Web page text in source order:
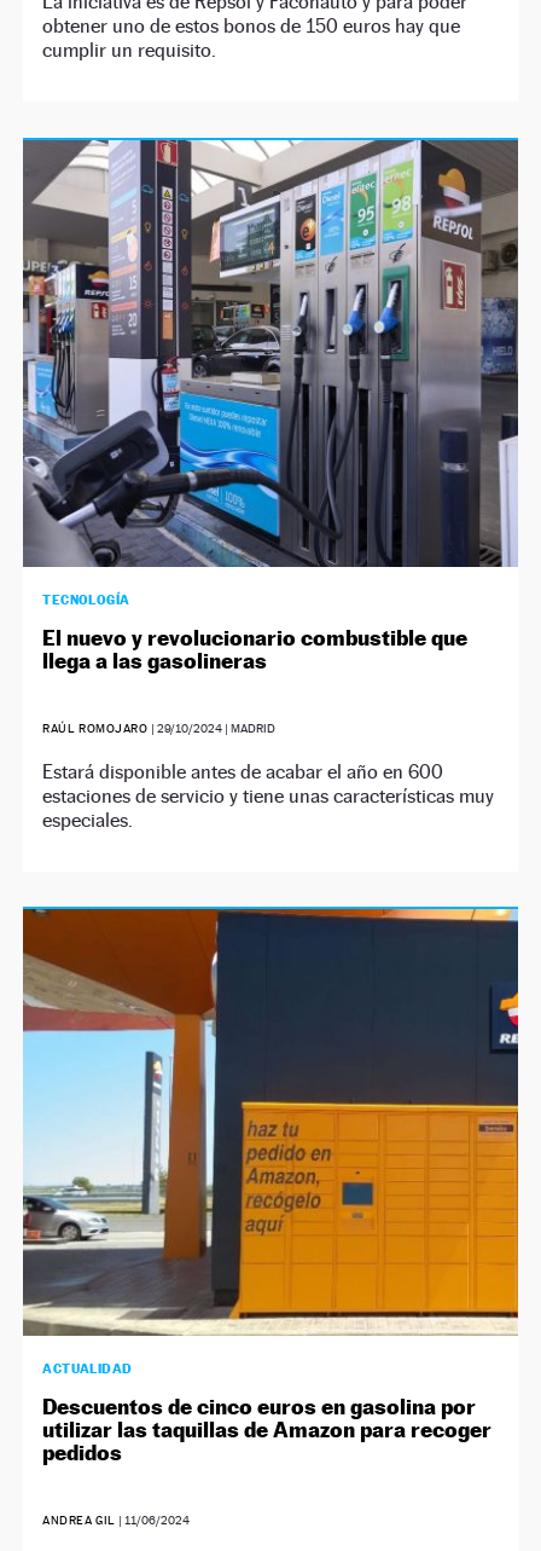
obtener uno de estos bonos de 150 euros hay que
cumplir un requisito.
TECNOLOGÍA
El nuevo y revolucionario combustible que
llega a las gasolineras
RAÚL ROMOJARO | 29/10/2024| MADRID
Estará disponible antes de acabar el año en 600
estaciones de servicio y tiene unas características muy
especiales.
ACTUALIDAD
Descuentos de cinco euros en gasolina por
utilizar las taquillas de Amazon para recoger
pedidos
ANDREA GIL | 11/06/2024